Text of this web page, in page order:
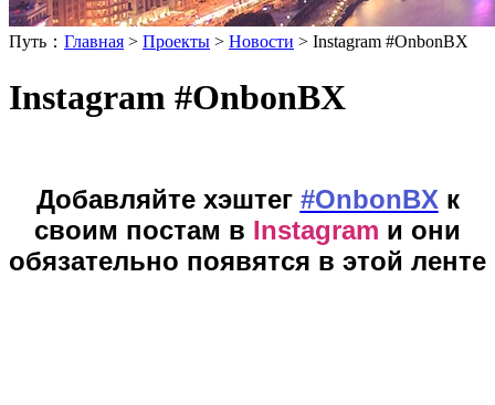
Путь： Главная > Проекты > Новости > Instagram #OnbonBX
Instagram #OnbonBX
Добавляйте хэштег #OnbonBX к
своим постам в Instagram и они
обязательно появятся в этой ленте